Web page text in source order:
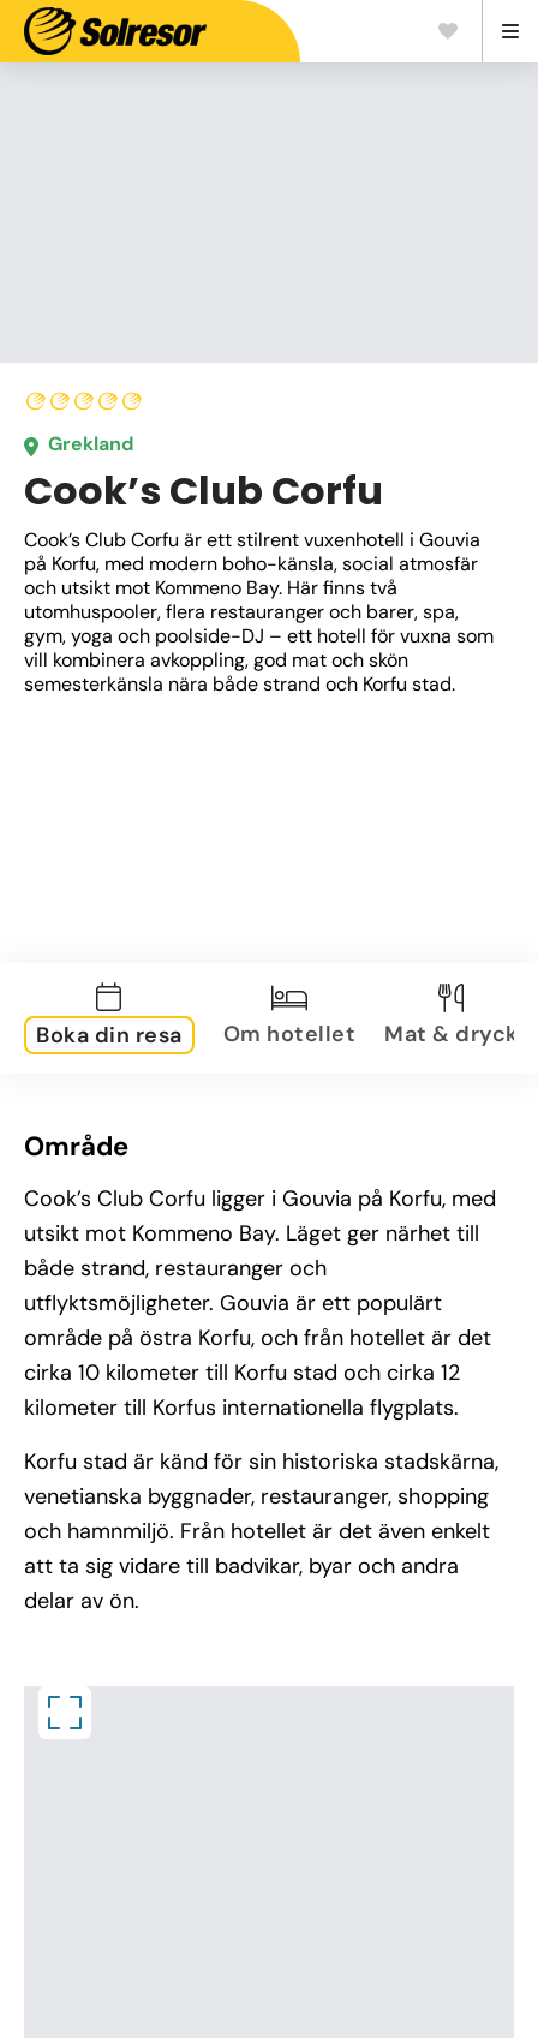
Grekland
Cook’s Club Corfu
Cook’s Club Corfu är ett stilrent vuxenhotell i Gouvia
på Korfu, med modern boho-känsla, social atmosfär
och utsikt mot Kommeno Bay. Här finns två
utomhuspooler, flera restauranger och barer, spa,
gym, yoga och poolside-DJ – ett hotell för vuxna som
vill kombinera avkoppling, god mat och skön
semesterkänsla nära både strand och Korfu stad.
Boka din resa Om hotellet Mat & dryck
Område
Cook’s Club Corfu ligger i Gouvia på Korfu, med
utsikt mot Kommeno Bay. Läget ger närhet till
både strand, restauranger och
utflyktsmöjligheter. Gouvia är ett populärt
område på östra Korfu, och från hotellet är det
cirka 10 kilometer till Korfu stad och cirka 12
kilometer till Korfus internationella flygplats.
Korfu stad är känd för sin historiska stadskärna,
venetianska byggnader, restauranger, shopping
och hamnmiljö. Från hotellet är det även enkelt
att ta sig vidare till badvikar, byar och andra
delar av ön.